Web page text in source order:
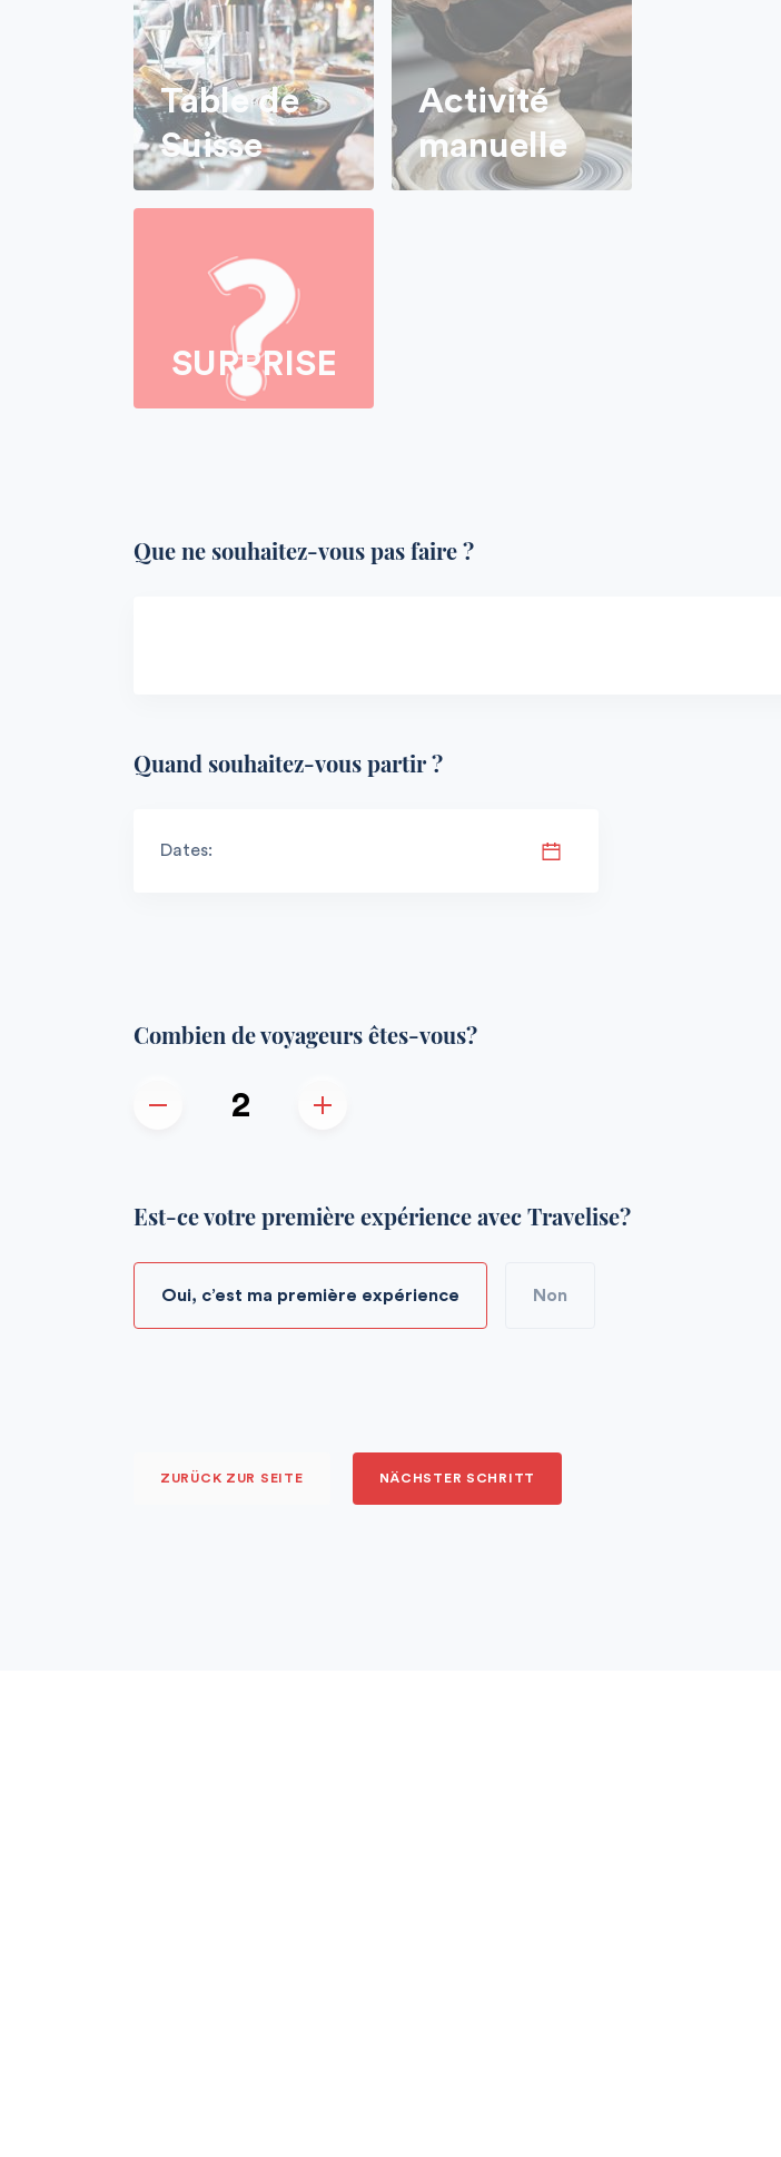
Table de
Suisse
Activité
manuelle
SURPRISE
Que ne souhaitez-vous pas faire ?
Quand souhaitez-vous partir ?
Dates:
Combien de voyageurs êtes-vous?
Est-ce votre première expérience avec Travelise?
Oui, c’est ma première expérience Non
ZURÜCK ZUR SEITE NÄCHSTER SCHRITT